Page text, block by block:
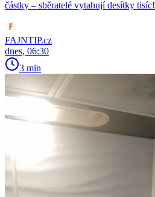
částky – sběratelé vytahují desítky tisíc!
FAJNTIP.cz
dnes, 06:30
3 min